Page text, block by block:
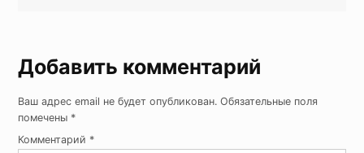
Добавить комментарий
Ваш адрес email не будет опубликован. Обязательные поля
помечены *
Комментарий *